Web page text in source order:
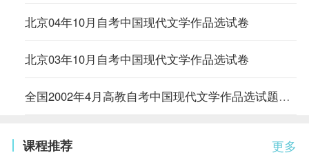
北京04年10月自考中国现代文学作品选试卷
北京03年10月自考中国现代文学作品选试卷
全国2002年4月高教自考中国现代文学作品选试题参考答案
更多
课程推荐